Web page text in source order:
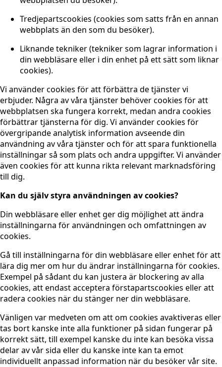
Tredjepartscookies (cookies som satts från en annan
webbplats än den som du besöker).
Liknande tekniker (tekniker som lagrar information i
din webbläsare eller i din enhet på ett sätt som liknar
cookies).
Vi använder cookies för att förbättra de tjänster vi
erbjuder. Några av våra tjänster behöver cookies för att
webbplatsen ska fungera korrekt, medan andra cookies
förbättrar tjänsterna för dig. Vi använder cookies för
övergripande analytisk information avseende din
användning av våra tjänster och för att spara funktionella
inställningar så som plats och andra uppgifter. Vi använder
även cookies för att kunna rikta relevant marknadsföring
till dig.
Kan du själv styra användningen av cookies?
Din webbläsare eller enhet ger dig möjlighet att ändra
inställningarna för användningen och omfattningen av
cookies.
Gå till inställningarna för din webbläsare eller enhet för att
lära dig mer om hur du ändrar inställningarna för cookies.
Exempel på sådant du kan justera är blockering av alla
cookies, att endast acceptera förstapartscookies eller att
radera cookies när du stänger ner din webbläsare.
Vänligen var medveten om att om cookies avaktiveras eller
tas bort kanske inte alla funktioner på sidan fungerar på
korrekt sätt, till exempel kanske du inte kan besöka vissa
delar av vår sida eller du kanske inte kan ta emot
individuellt anpassad information när du besöker vår site.